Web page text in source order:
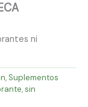
ni
, Suplementos
,sin